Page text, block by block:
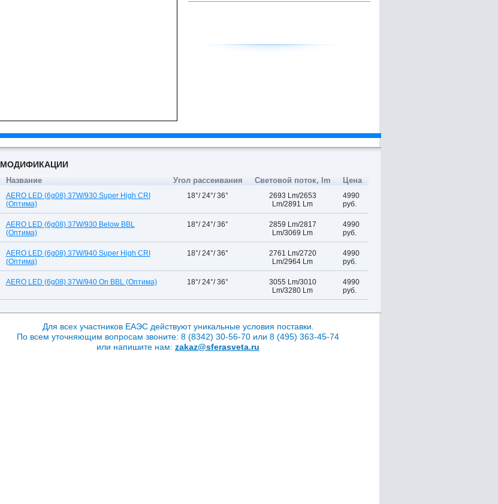
МОДИФИКАЦИИ
Название Угол рассеивания Световой поток, lm Цена
AERO LED (6g08) 37W/930 Super High CRI
(Оптима)
18°/ 24°/ 36°
2693 Lm/2653
Lm/2891 Lm
4990
руб.
AERO LED (6g08) 37W/930 Below BBL
(Оптима)
18°/ 24°/ 36°
2859 Lm/2817
Lm/3069 Lm
4990
руб.
AERO LED (6g08) 37W/940 Super High CRI
(Оптима)
18°/ 24°/ 36°
2761 Lm/2720
Lm/2964 Lm
4990
руб.
AERO LED (6g08) 37W/940 On BBL (Оптима) 18°/ 24°/ 36°
3055 Lm/3010
Lm/3280 Lm
4990
руб.
Для всех участников ЕАЭС действуют уникальные условия поставки.
По всем уточняющим вопросам звоните: 8 (8342) 30-56-70 или 8 (495) 363-45-74
или напишите нам: zakaz@sferasveta.ru